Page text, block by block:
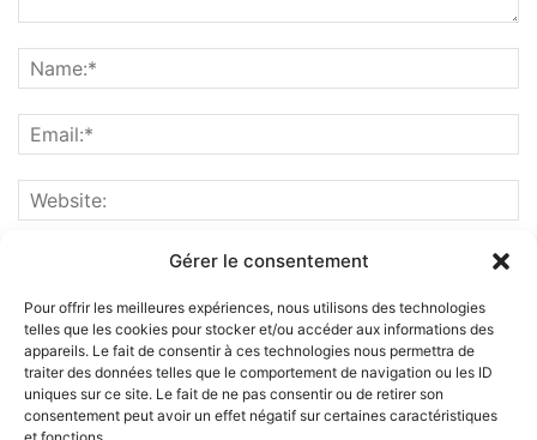
Gérer le consentement
Pour offrir les meilleures expériences, nous utilisons des technologies
telles que les cookies pour stocker et/ou accéder aux informations des
appareils. Le fait de consentir à ces technologies nous permettra de
traiter des données telles que le comportement de navigation ou les ID
uniques sur ce site. Le fait de ne pas consentir ou de retirer son
consentement peut avoir un effet négatif sur certaines caractéristiques